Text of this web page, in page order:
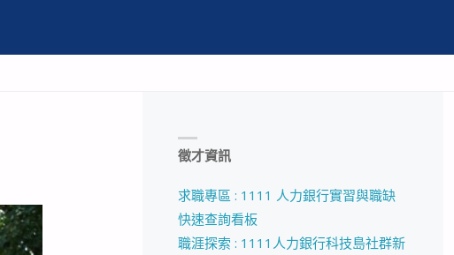
徵才資訊
求職專區 : 1111 人力銀行實習與職缺
快速查詢看板
職涯探索 : 1111人力銀行科技島社群新